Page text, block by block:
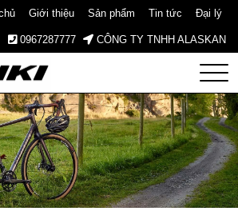
Giới thiệu Sản phẩm Tin tức Đại lý
0967287777 CÔNG TY TNHH ALASKAN